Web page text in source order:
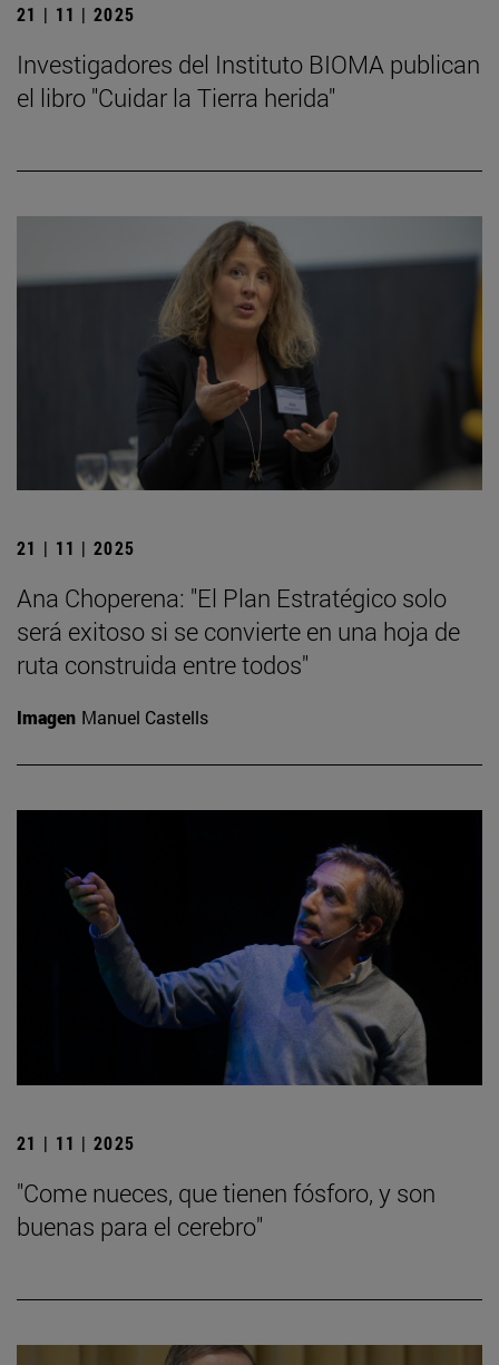
21 | 11 | 2025
Investigadores del Instituto BIOMA publican
el libro "Cuidar la Tierra herida"
21 | 11 | 2025
Ana Choperena: "El Plan Estratégico solo
será exitoso si se convierte en una hoja de
ruta construida entre todos"
Imagen Manuel Castells
21 | 11 | 2025
"Come nueces, que tienen fósforo, y son
buenas para el cerebro"